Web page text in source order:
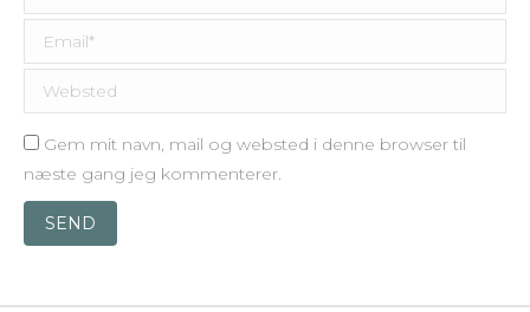
Email *
Websted
Gem mit navn, mail og websted i denne browser til
næste gang jeg kommenterer.
SEND